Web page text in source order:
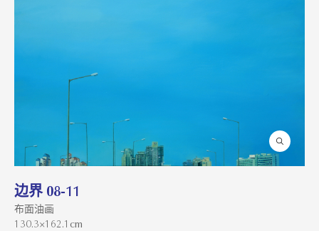
边界 08-11
布面油画
130.3×162.1cm